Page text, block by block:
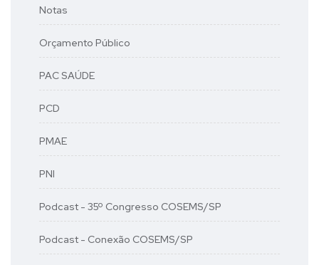
Notas
Orçamento Público
PAC SAÚDE
PCD
PMAE
PNI
Podcast - 35º Congresso COSEMS/SP
Podcast - Conexão COSEMS/SP